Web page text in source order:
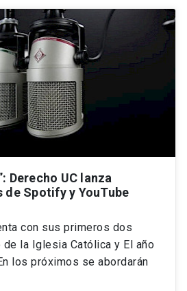
Derecho UC lanza
de Spotify y YouTube
con sus primeros dos
la Iglesia Católica y El año
los próximos se abordarán